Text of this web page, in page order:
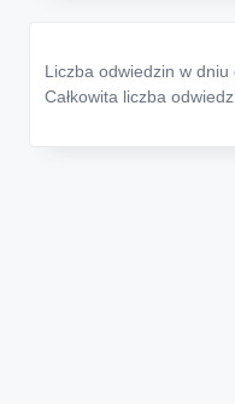
Liczba odwiedzin w dniu
Całkowita liczba